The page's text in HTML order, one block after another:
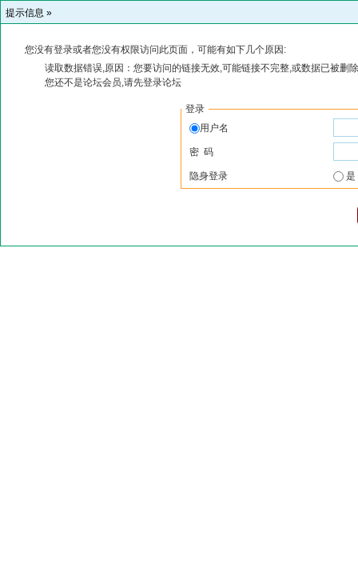
提示信息 »
您没有登录或者您没有权限访问此页面，可能有如下几个原因:
读取数据错误,原因：您要访问的链接无效,可能链接不完整,或数据已被删
您还不是论坛会员,请先登录论坛
登录
用户名
密 码
隐身登录